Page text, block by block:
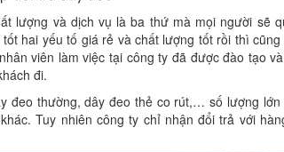
lượng và dịch vụ là ba thứ mà mọi người sẽ
hai yếu tố giá rẻ và chất lượng tốt rồi thì
viên làm việc tại công ty đã được đào tạo
đi.
đeo thường, dây đeo thẻ co rút,… số lượng
Tuy nhiên công ty chỉ nhận đổi trả với